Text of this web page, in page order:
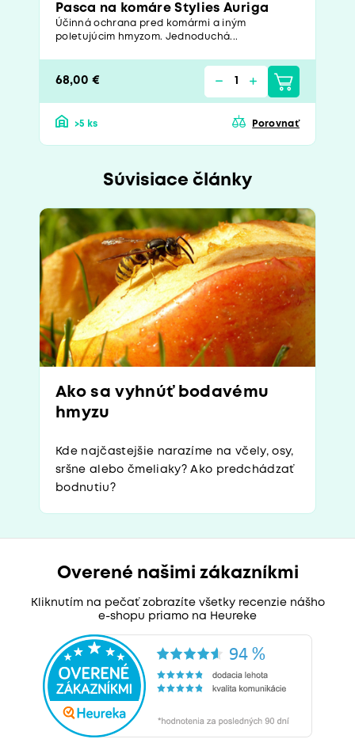
Pasca na komáre Stylies Auriga
Účinná ochrana pred komármi a iným
poletujúcim hmyzom. Jednoduchá...
68,00 €
>5 ks Porovnať
Súvisiace články
Ako sa vyhnúť bodavému
hmyzu
Kde najčastejšie narazíme na včely, osy,
sršne alebo čmeliaky? Ako predchádzať
bodnutiu?
Overené našimi zákazníkmi
Kliknutím na pečať zobrazíte všetky recenzie nášho
e-shopu priamo na Heureke